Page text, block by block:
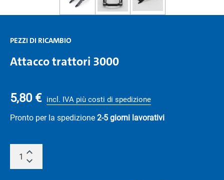
PEZZI DI RICAMBIO
Attacco trattori 3000
5,80 € incl. IVA più costi di spedizione
Pronto per la spedizione 2-5 giorni lavorativi